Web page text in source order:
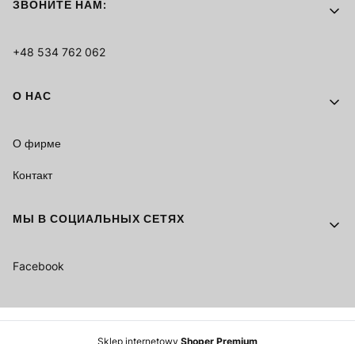
ЗВОНИТЕ НАМ:
+48 534 762 062
О НАС
О фирме
Контакт
МЫ В СОЦИАЛЬНЫХ СЕТЯХ
Facebook
Sklep internetowy Shoper Premium